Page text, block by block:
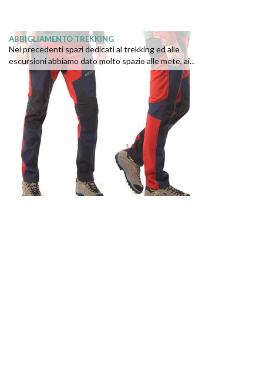
ABBIGLIAMENTO TREKKING
Nei precedenti spazi dedicati al trekking ed alle
escursioni abbiamo dato molto spazio alle mete, ai...